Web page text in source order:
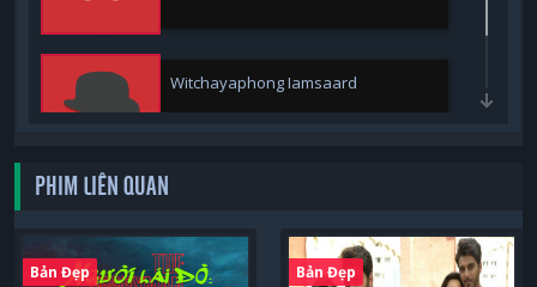
Witchayaphong Iamsaard
PHIM LIÊN QUAN
Bản Đẹp Bản Đẹp